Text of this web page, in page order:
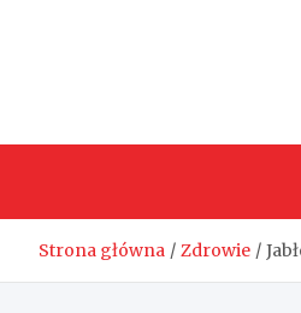
Strona główna Zdrowie